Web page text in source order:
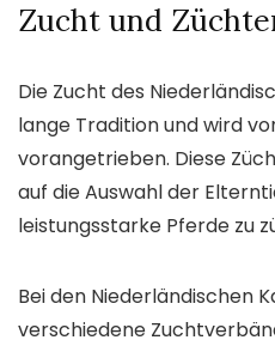
Zucht und
Die Zucht des
lange Tradition und wird
vorangetrieben. Diese
auf die Auswahl der
leistungsstarke Pferde zu
Bei den Niederländischen
verschiedene